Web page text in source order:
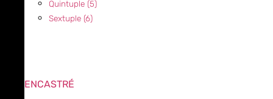
Quintuple (5)
Sextuple (6)
ENCASTRÉ